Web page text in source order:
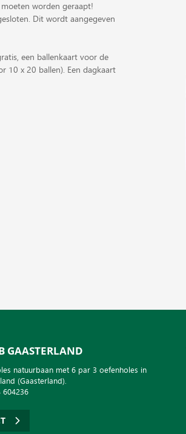
worden geraapt!
Dit wordt aangegeven
een ballenkaart voor de
10 x 20 ballen). Een dagkaart
GAASTERLAND
natuurbaan met 6 par 3 oefenholes in
(Gaasterland).